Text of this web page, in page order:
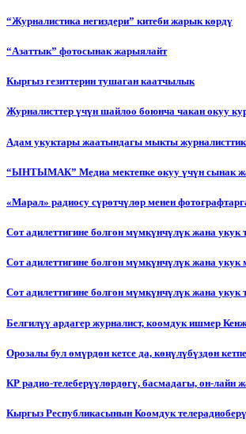
“Журналистика негиздери” китеби жарык көрдү
“Азаттык” фотосынак жарыялайт
Кыргыз гезиттерин тушаган каатчылык
Журналисттер үчүн шайлоо боюнча чакан окуу
Адам укуктары жаатындагы мыкты журналисттик
“ЫНТЫМАК” Медиа мектепке окуу үчүн сынак
«Марал» радиосу сүрөтчүлөр менен
Сот адилеттигине болгон мүмкүнчүлүк жана
Сот адилеттигине болгон мүмкүнчүлүк жана
Сот адилеттигине болгон мүмкүнчүлүк жана
Белгилүү ардагер журналист, коомдук ишмер
Орозалы бул өмүрдөн кетсе да, көңүлүбүздөн
КР радио-телеберүүлөрдөгү, басмадагы, он-лайн
Кыргыз Республикасынын Коомдук